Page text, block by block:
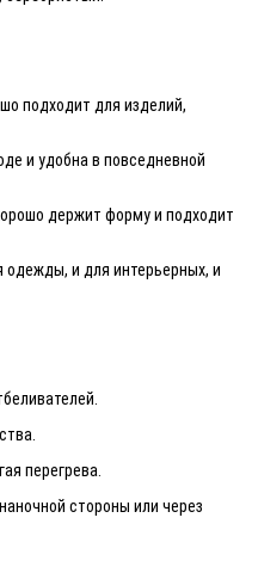
подходит для изделий,
и удобна в повседневной
держит форму и подходит
одежды, и для интерьерных, и
перегрева.
стороны или через